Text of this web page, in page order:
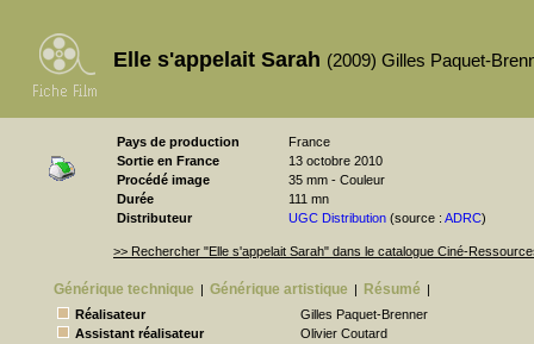
Elle s'appelait Sarah (2009) Gilles Paquet-
Pays de production
France
Sortie en France
13 octobre 2010
Procédé image
35 mm - Couleur
Durée
111 mn
Distributeur
UGC Distribution (source : ADRC)
>> Rechercher "Elle s'appelait Sarah" dans le catalogue Ciné-
Générique technique | Générique artistique | Résumé |
Réalisateur
Gilles Paquet-Brenner
Assistant réalisateur
Olivier Coutard